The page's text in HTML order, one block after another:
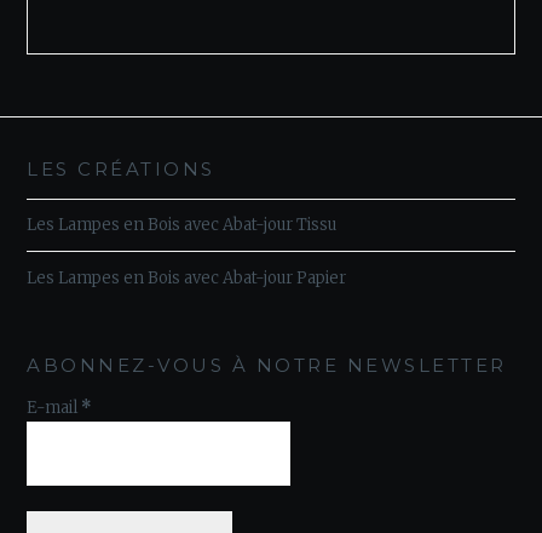
LES CRÉATIONS
Les Lampes en Bois avec Abat-jour Tissu
Les Lampes en Bois avec Abat-jour Papier
ABONNEZ-VOUS À NOTRE NEWSLETTER
E-mail *